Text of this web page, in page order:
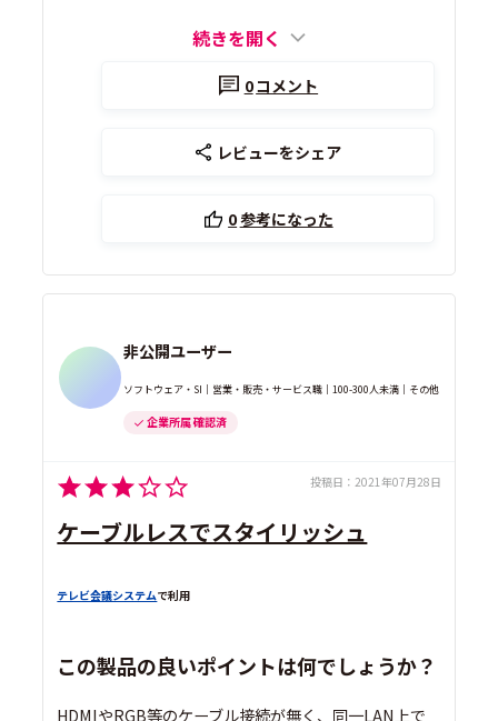
続きを開く
0コメント
レビューをシェア
0参考になった
非公開ユーザー
ソフトウェア・SI｜営業・販売・サービス職｜100-300人未満｜その他
企業所属 確認済
投稿日： 2021年07月28日
ケーブルレスでスタイリッシュ
テレビ会議システムで利用
この製品の良いポイントは何でしょうか？
HDMIやRGB等のケーブル接続が無く、同一LAN上で